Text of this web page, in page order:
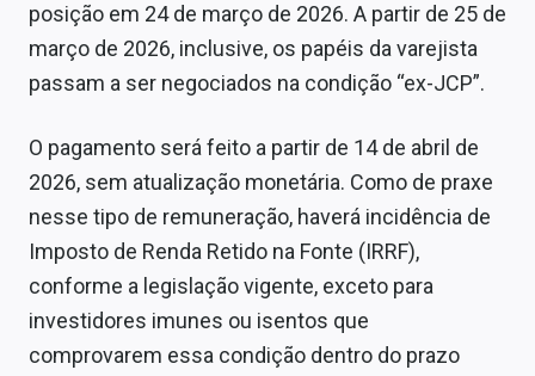
Expediente
posição em 24 de março de 2026. A partir de 25 de
março de 2026, inclusive, os papéis da varejista
passam a ser negociados na condição “ex-JCP”.
O pagamento será feito a partir de 14 de abril de
2026, sem atualização monetária. Como de praxe
nesse tipo de remuneração, haverá incidência de
Imposto de Renda Retido na Fonte (IRRF),
conforme a legislação vigente, exceto para
investidores imunes ou isentos que
comprovarem essa condição dentro do prazo